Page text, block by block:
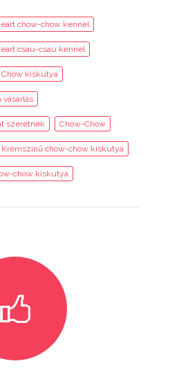
chow-chow kennel
csau-csau kennel
Chow kiskutya
szeretnék Chow-Chow
Krémszínű chow-chow kiskutya
chow kiskutya